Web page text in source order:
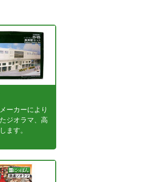
ーカーにより
ジオラマ、高
ます。